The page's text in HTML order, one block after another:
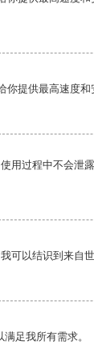
提供最高速度和
用过程中不会泄
可以结识到来自世
足我所有需求。